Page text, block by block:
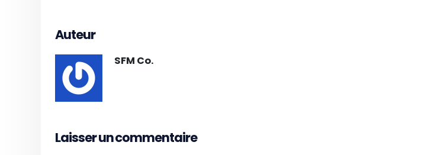
Auteur
SFM Co.
Laisser un commentaire